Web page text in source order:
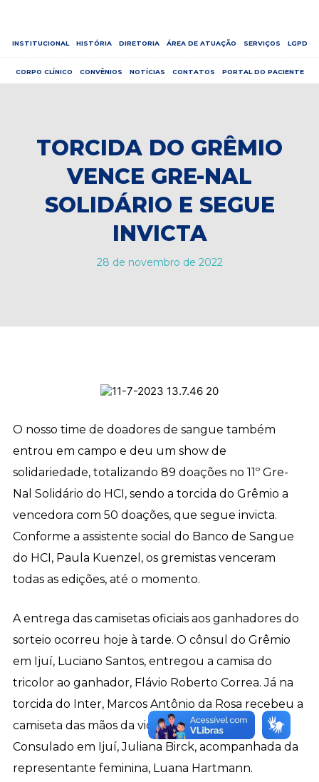
INSTITUCIONAL HISTÓRIA DIRETORIA ÁREA DE ATUAÇÃO SERVIÇOS LGPD
CORPO CLÍNICO CONVÊNIOS NOTÍCIAS CONTATOS PORTAL DO PACIENTE
TORCIDA DO GRÊMIO
VENCE GRE-NAL
SOLIDÁRIO E SEGUE
INVICTA
28 de novembro de 2022
O nosso time de doadores de sangue também
entrou em campo e deu um show de
solidariedade, totalizando 89 doações no 11º Gre-
Nal Solidário do HCI, sendo a torcida do Grêmio a
vencedora com 50 doações, que segue invicta.
Conforme a assistente social do Banco de Sangue
do HCI, Paula Kuenzel, os gremistas venceram
todas as edições, até o momento.
A entrega das camisetas oficiais aos ganhadores do
sorteio ocorreu hoje à tarde. O cônsul do Grêmio
em Ijuí, Luciano Santos, entregou a camisa do
tricolor ao ganhador, Flávio Roberto Correa. Já na
torcida do Inter, Marcos Antônio da Rosa recebeu a
camiseta das mãos da vice-presidente do
Consulado em Ijuí, Juliana Birck, acompanhada da
representante feminina, Luana Hartmann.